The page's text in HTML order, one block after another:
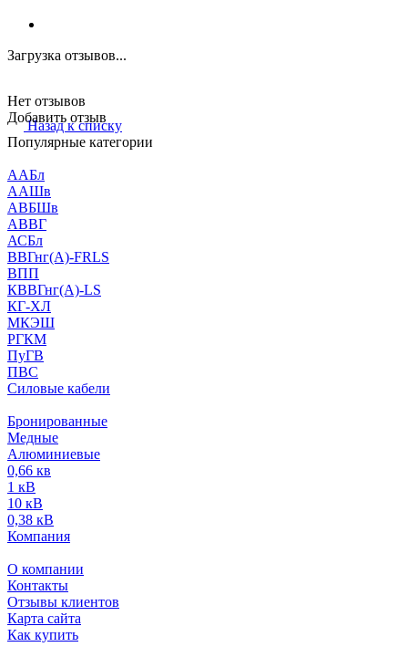
Загрузка отзывов...
Нет отзывов
Добавить отзыв
Назад к списку
Популярные категории
ААБл
ААШв
АВБШв
АВВГ
АСБл
ВВГнг(А)-FRLS
ВПП
КВВГнг(А)-LS
КГ-ХЛ
МКЭШ
РГКМ
ПуГВ
ПВС
Силовые кабели
Бронированные
Медные
Алюминиевые
0,66 кв
1 кВ
10 кВ
0,38 кВ
Компания
О компании
Контакты
Отзывы клиентов
Карта сайта
Как купить